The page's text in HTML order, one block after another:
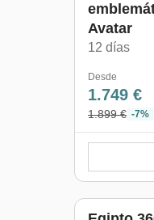
Avatar
12 días
Desde
1.749 €
1.899 € -7%